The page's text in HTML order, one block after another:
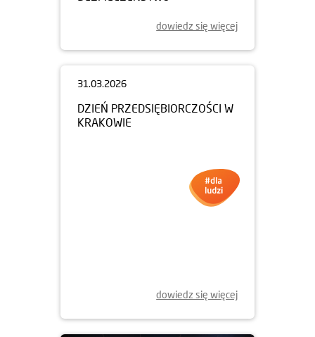
dowiedz się więcej
dowiedz się więcej